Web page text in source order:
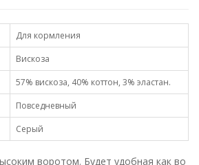
Для кормления
Вискоза
57% вискоза, 40% коттон, 3% эластан.
Повседневный
Серый
воротом. Будет удобная как во